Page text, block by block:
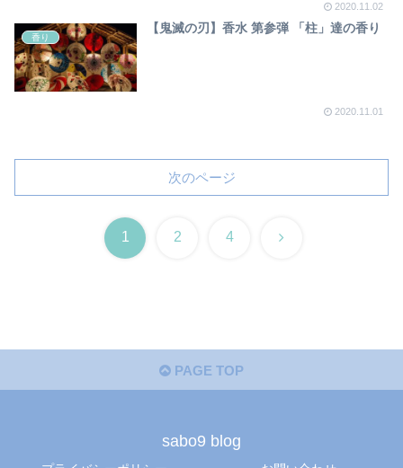
2020.11.02
香り
【鬼滅の刃】香水 第参弾 「柱」達の香り
2020.11.01
次のページ
1 2 4 次
PAGE TOP
sabo9 blog